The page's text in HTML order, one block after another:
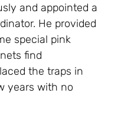
and appointed a
He provided
special pink
find
the traps in
years with no